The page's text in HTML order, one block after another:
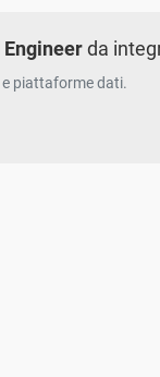
da
piattaforme dati.